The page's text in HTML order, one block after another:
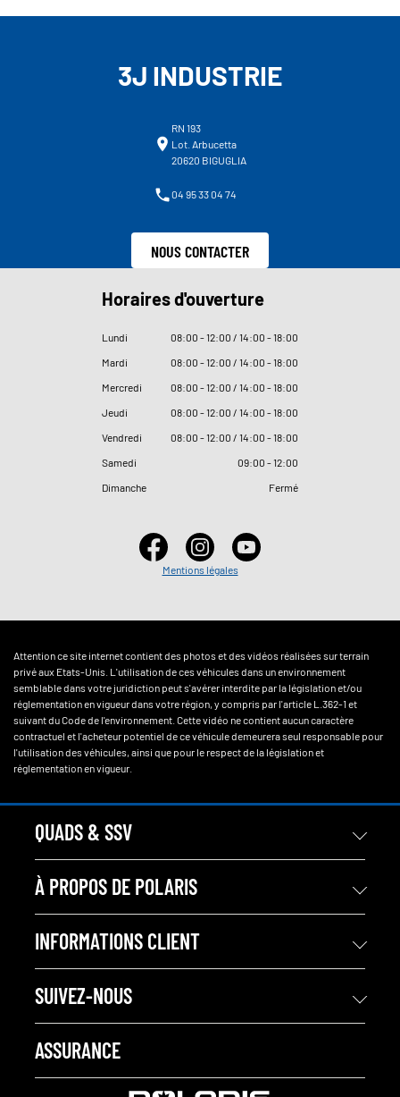
3J INDUSTRIE
RN 193
Lot. Arbucetta
20620 BIGUGLIA
04 95 33 04 74
NOUS CONTACTER
Horaires d'ouverture
Lundi 08:00 - 12:00 / 14:00 - 18:00
Mardi
08:00 - 12:00 / 14:00 - 18:00
Mercredi
08:00 - 12:00 / 14:00 - 18:00
Jeudi
08:00 - 12:00 / 14:00 - 18:00
Vendredi
08:00 - 12:00 / 14:00 - 18:00
Samedi
09:00 - 12:00
Dimanche
Fermé
Mentions légales
Attention ce site internet contient des photos et des vidéos réalisées sur terrain
privé aux Etats-Unis. L'utilisation de ces véhicules dans un environnement
semblable dans votre juridiction peut s'avérer interdite par la législation et/ou
réglementation en vigueur dans votre région, y compris par l'article L.362-1 et
suivant du Code de l'environnement. Cette vidéo ne contient aucun caractère
contractuel et l'acheteur potentiel de ce véhicule demeurera seul responsable pour
l'utilisation des véhicules, ainsi que pour le respect de la législation et
réglementation en vigueur.
QUADS & SSV
À PROPOS DE POLARIS
INFORMATIONS CLIENT
SUIVEZ-NOUS
ASSURANCE